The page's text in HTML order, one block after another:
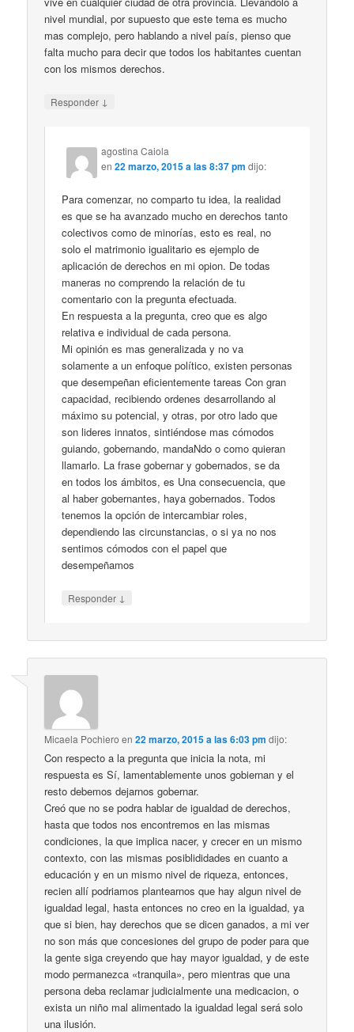
nivel mundial, por supuesto que este tema es mucho
mas complejo, pero hablando a nivel país, pienso que
falta mucho para decir que todos los habitantes cuentan
con los mismos derechos.
Responder ↓
agostina Caiola
en22 marzo, 2015 a las 8:37 pm dijo:
Para comenzar, no comparto tu idea, la realidad
es que se ha avanzado mucho en derechos tanto
colectivos como de minorías, esto es real, no
solo el matrimonio igualitario es ejemplo de
aplicación de derechos en mi opion. De todas
maneras no comprendo la relación de tu
comentario con la pregunta efectuada.
En respuesta a la pregunta, creo que es algo
relativa e individual de cada persona.
Mi opinión es mas generalizada y no va
solamente a un enfoque político, existen personas
que desempeñan eficientemente tareas Con gran
capacidad, recibiendo ordenes desarrollando al
máximo su potencial, y otras, por otro lado que
son lideres innatos, sintiéndose mas cómodos
guiando, gobernando, mandaNdo o como quieran
llamarlo. La frase gobernar y gobernados, se da
en todos los ámbitos, es Una consecuencia, que
al haber gobernantes, haya gobernados. Todos
tenemos la opción de intercambiar roles,
dependiendo las circunstancias, o si ya no nos
sentimos cómodos con el papel que
desempeñamos
Responder ↓
Micaela Pochiero en22 marzo, 2015 a las 6:03 pm dijo:
Con respecto a la pregunta que inicia la nota, mi
respuesta es Sí, lamentablemente unos gobiernan y el
resto debemos dejarnos gobernar.
Creó que no se podra hablar de igualdad de derechos,
hasta que todos nos encontremos en las mismas
condiciones, la que implica nacer, y crecer en un mismo
contexto, con las mismas posiblididades en cuanto a
educación y en un mismo nivel de riqueza, entonces,
recien allí podriamos plantearnos que hay algun nivel de
igualdad legal, hasta entonces no creo en la igualdad, ya
que si bien, hay derechos que se dicen ganados, a mi ver
no son más que concesiones del grupo de poder para que
la gente siga creyendo que hay mayor igualdad, y de este
modo permanezca «tranquila», pero mientras que una
persona deba reclamar judicialmente una medicacion, o
exista un niño mal alimentado la igualdad legal será solo
una ilusión.